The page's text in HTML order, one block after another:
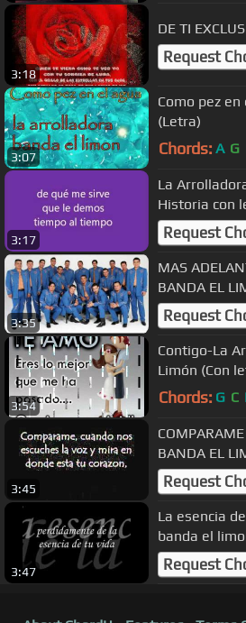
3:18
DE TI
Request
3:07
Como pez
(Letra)
Chords: A G
3:17
La
Historia con
Request
3:35
MAS
BANDA EL
Request
3:54
Contigo-La
Limón (Con
Chords: G C
3:45
BANDA EL
Request
3:47
La esencia
banda el
Request